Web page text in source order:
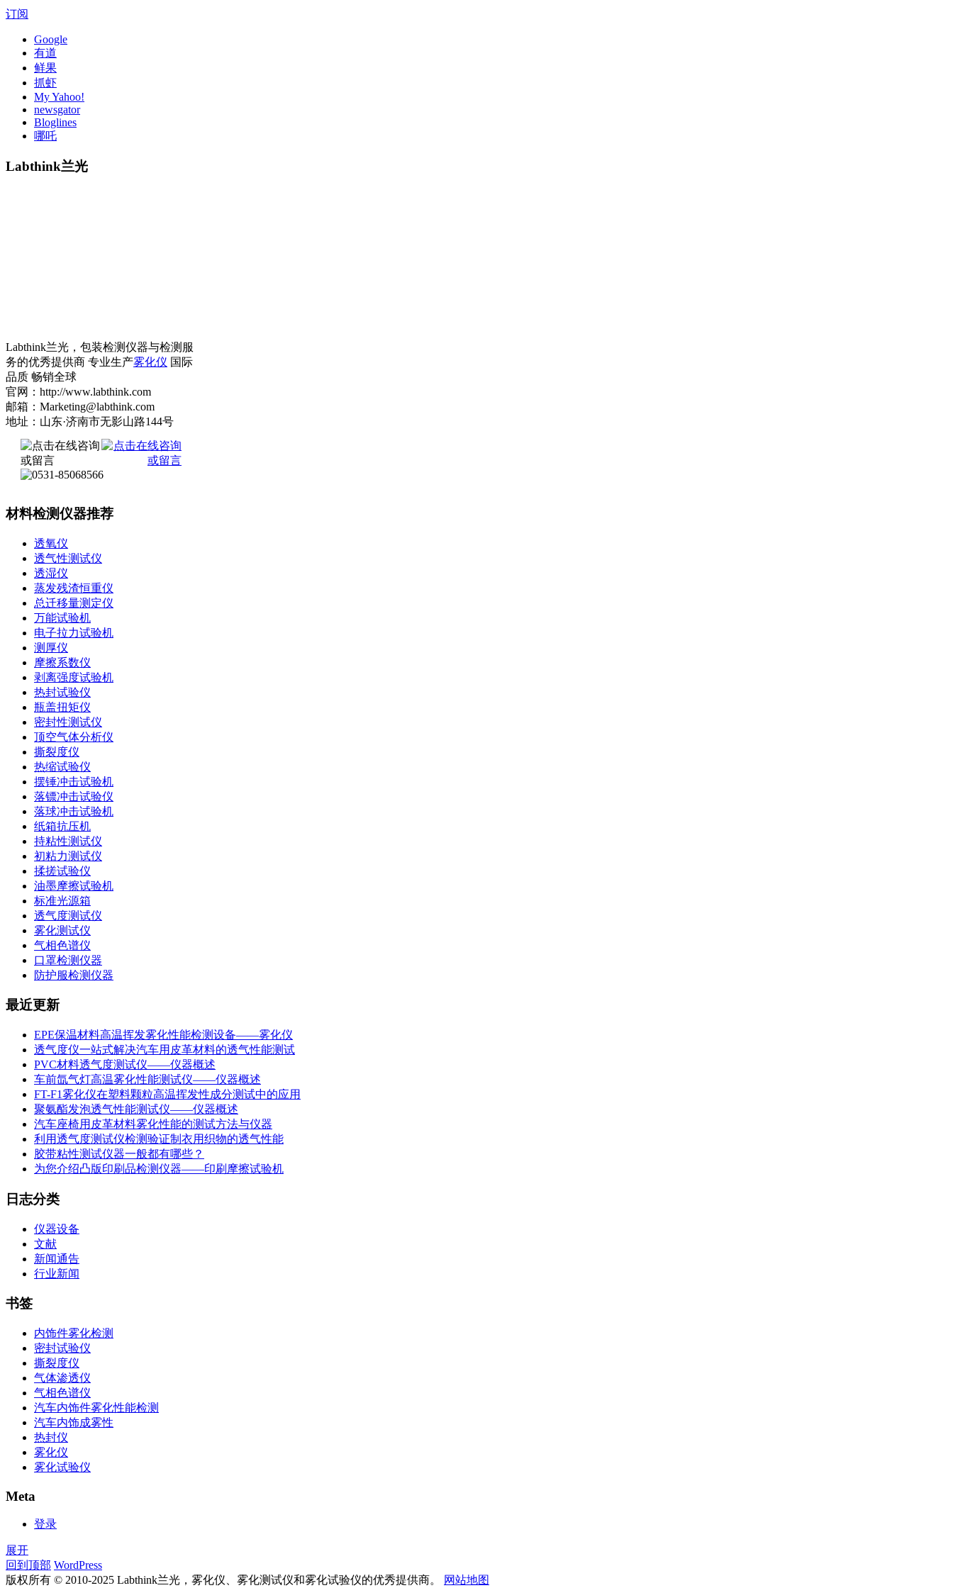
订阅
Google
有道
鲜果
抓虾
My Yahoo!
newsgator
Bloglines
哪吒
Labthink兰光
Labthink兰光，包装检测仪器与检测服
务的优秀提供商 专业生产雾化仪 国际
品质 畅销全球
官网：http://www.labthink.com
邮箱：Marketing@labthink.com
地址：山东·济南市无影山路144号
材料检测仪器推荐
透氧仪
透气性测试仪
透湿仪
蒸发残渣恒重仪
总迁移量测定仪
万能试验机
电子拉力试验机
测厚仪
摩擦系数仪
剥离强度试验机
热封试验仪
瓶盖扭矩仪
密封性测试仪
顶空气体分析仪
撕裂度仪
热缩试验仪
摆锤冲击试验机
落镖冲击试验仪
落球冲击试验机
纸箱抗压机
持粘性测试仪
初粘力测试仪
揉搓试验仪
油墨摩擦试验机
标准光源箱
透气度测试仪
雾化测试仪
气相色谱仪
口罩检测仪器
防护服检测仪器
最近更新
EPE保温材料高温挥发雾化性能检测设备——雾化仪
透气度仪一站式解决汽车用皮革材料的透气性能测试
PVC材料透气度测试仪——仪器概述
车前氙气灯高温雾化性能测试仪——仪器概述
FT-F1雾化仪在塑料颗粒高温挥发性成分测试中的应用
聚氨酯发泡透气性能测试仪——仪器概述
汽车座椅用皮革材料雾化性能的测试方法与仪器
利用透气度测试仪检测验证制衣用织物的透气性能
胶带粘性测试仪器一般都有哪些？
为您介绍凸版印刷品检测仪器——印刷摩擦试验机
日志分类
仪器设备
文献
新闻通告
行业新闻
书签
内饰件雾化检测
密封试验仪
撕裂度仪
气体渗透仪
气相色谱仪
汽车内饰件雾化性能检测
汽车内饰成雾性
热封仪
雾化仪
雾化试验仪
Meta
登录
展开
回到顶部 WordPress
版权所有 © 2010-2025 Labthink兰光，雾化仪、雾化测试仪和雾化试验仪的优秀提供商。
网站地图